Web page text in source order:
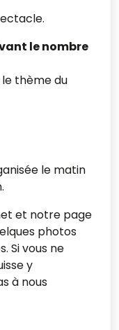
le nombre
thème du
le matin
et notre page
photos
Si vous ne
y
à nous